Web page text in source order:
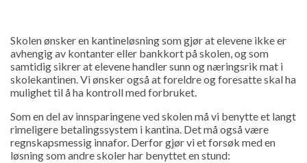
Skolen ønsker en kantineløsning som gjør at elevene ikke er
avhengig av kontanter eller bankkort på skolen, og som
samtidig sikrer at elevene handler sunn og næringsrik mat i
skolekantinen. Vi ønsker også at foreldre og foresatte skal ha
mulighet til å ha kontroll med forbruket.
Som en del av innsparingene ved skolen må vi benytte et langt
rimeligere betalingssystem i kantina. Det må også være
regnskapsmessig innafor. Derfor gjør vi et forsøk med en
løsning som andre skoler har benyttet en stund: